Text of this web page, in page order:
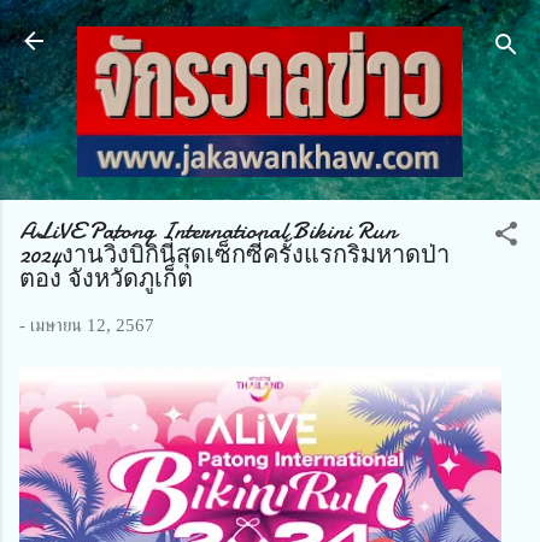
ข้ามไปที่เนื้อหาหลัก
ALiVE Patong International Bikini Run
2024งานวิ่งบิกินี่สุดเซ็กซี่ครั้งแรกริมหาดป่า
ตอง จังหวัดภูเก็ต
- เมษายน 12, 2567